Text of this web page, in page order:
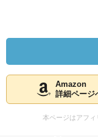
Amazon
詳細ページ
本ページはアフ